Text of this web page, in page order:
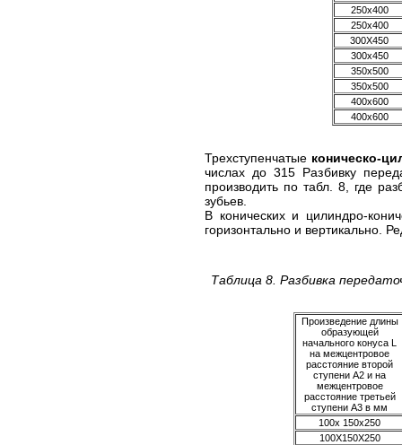
250x400
250x400
300X450
300x450
350x500
350x500
400x600
400x600
Трехступенчатые коническо-
числах до 315 Разбивку
производить по табл. 8, где
зубьев.
В конических и цилиндро-
горизонтально и вертикально.
Таблица 8. Разбивка
Произведение длины
образующей
начального конуса L
на межцентровое
расстояние второй
ступени А2 и на
межцентровое
расстояние третьей
ступени A3 в мм
100х 150x250
100X150X250